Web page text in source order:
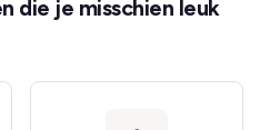
die je misschien leuk